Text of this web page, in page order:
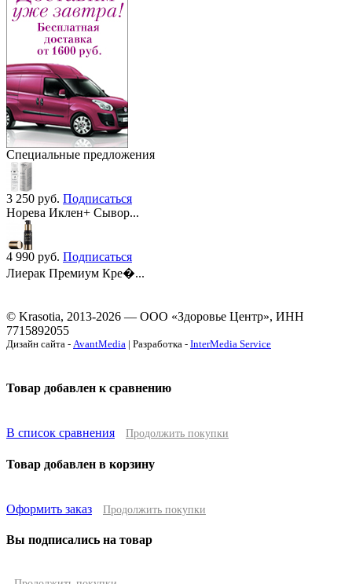
Специальные предложения
3 250 руб. Подписаться
Норева Иклен+ Сывор...
4 990 руб. Подписаться
Лиерак Премиум Кре�...
© Krasotia, 2013-2026 — ООО «Здоровье Центр», ИНН
7715892055
Дизайн сайта - AvantMedia | Разработка - InterMedia Service
Товар добавлен к сравнению
В список сравнения Продолжить покупки
Товар добавлен в корзину
Оформить заказ Продолжить покупки
Вы подписались на товар